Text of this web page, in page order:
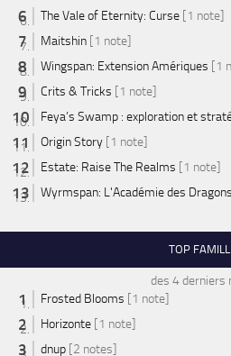
The Vale of Eternity: Curse [1 note]
Maitshin [1 note]
Wingspan: Extension Amériques [1
Crits & Tricks [1 note]
Feya’s Swamp : exploration et
Origin Story [1 note]
Estate: Raise The Realms [1 note]
Wyrmspan: L'Académie des Dragons
TOP
des 4 derniers
Frosted Blooms [1 note]
Horizonte [1 note]
dnup [2 notes]